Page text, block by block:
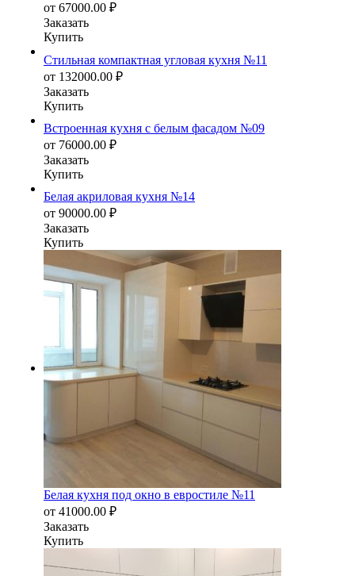
от 67000.00 ₽
Заказать
Купить
Стильная компактная угловая кухня №11
от 132000.00 ₽
Заказать
Купить
Встроенная кухня с белым фасадом №09
от 76000.00 ₽
Заказать
Купить
Белая акриловая кухня №14
от 90000.00 ₽
Заказать
Купить
Белая кухня под окно в евростиле №11
от 41000.00 ₽
Заказать
Купить